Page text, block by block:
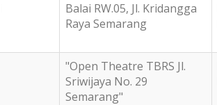
Balai RW.05, Jl. Kridangga
Raya Semarang
"Open Theatre TBRS Jl.
Sriwijaya No. 29
Semarang"